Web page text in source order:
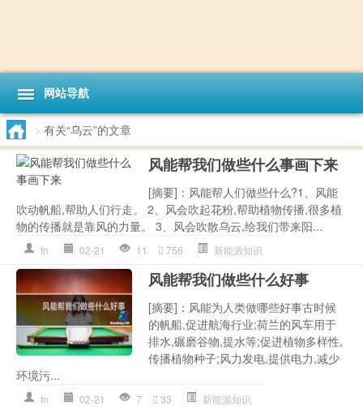
网站导航
> 有关“乌云”的文章
风能帮我们做些什么事画下来
[摘要]：风能帮人们做些什么?1、风能
吹动帆船,帮助人们行走。 2、风会吹起花粉,帮助植物传播,很多植
物的传播就是靠风的力量。 3、风会吹散乌云,给我们带来阳...
fn 02-21 11 756 新能源知识
风能帮我们做些什么好事
[摘要]：风能为人类做哪些好事古时候
的帆船,促进航海行业;荷兰的风车用于
排水,碾磨谷物,提水等;促进植物多样性,
传播植物种子;风力发电,提供电力,减少
环境污...
fn 02-21 7 33 新能源知识